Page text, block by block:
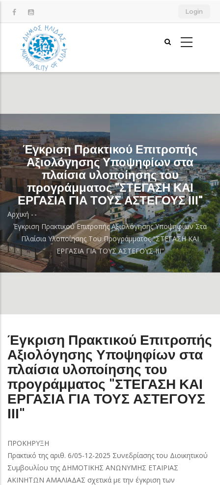
προς
περιεχόμενο
Login
Έγκριση Πρακτικού Επιτροπής
Αξιολόγησης Υποψηφίων στα
πλαίσια υλοποίησης του
προγράμματος "ΣΤΕΓΑΣΗ ΚΑΙ
ΕΡΓΑΣΙΑ ΓΙΑ ΤΟΥΣ ΑΣΤΕΓΟΥΣ ΙΙΙ"
Breadcrumb
Αρχική - -
Έγκριση Πρακτικού Επιτροπής Αξιολόγησης Υποψηφίων Στα
Πλαίσια Υλοποίησης Του Προγράμματος "ΣΤΕΓΑΣΗ ΚΑΙ
ΕΡΓΑΣΙΑ ΓΙΑ ΤΟΥΣ ΑΣΤΕΓΟΥΣ ΙΙΙ"
Έγκριση Πρακτικού Επιτροπής
Αξιολόγησης Υποψηφίων στα
πλαίσια υλοποίησης του
προγράμματος "ΣΤΕΓΑΣΗ ΚΑΙ
ΕΡΓΑΣΙΑ ΓΙΑ ΤΟΥΣ ΑΣΤΕΓΟΥΣ
ΙΙΙ"
ΠΡΟΚΗΡΥΞΗ
Πρακτικό της αριθ. 6/05-12-2025 Συνεδρίασης του Διοικητικού
Συμβουλίου της ΔΗΜΟΤΙΚΗΣ ΑΝΩΝΥΜΗΣ ΕΤΑΙΡΙΑΣ
ΑΚΙΝΗΤΩΝ ΑΜΑΛΙΑΔΑΣ σχετικά με την έγκριση των